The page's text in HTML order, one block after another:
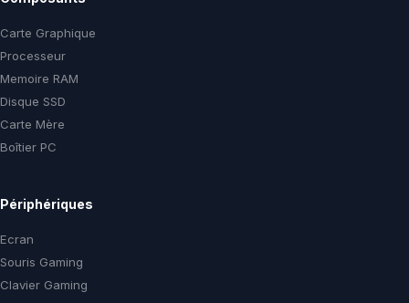
Carte Graphique
Processeur
Memoire RAM
Disque SSD
Carte Mère
Boîtier PC
Périphériques
Ecran
Souris Gaming
Clavier Gaming